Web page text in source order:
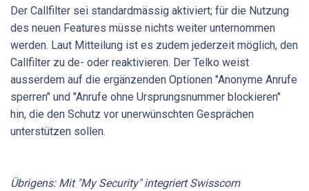
Der Callfilter sei standardmässig aktiviert; für die Nutzung
des neuen Features müsse nichts weiter unternommen
werden. Laut Mitteilung ist es zudem jederzeit möglich, den
Callfilter zu de- oder reaktivieren. Der Telko weist
ausserdem auf die ergänzenden Optionen "Anonyme Anrufe
sperren" und "Anrufe ohne Ursprungsnummer blockieren"
hin, die den Schutz vor unerwünschten Gesprächen
unterstützen sollen.
Übrigens: Mit "My Security" integriert Swisscom